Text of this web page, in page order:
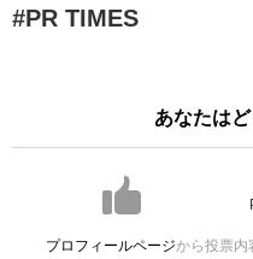
PR TIMES
あなたは
プロフィールページから投票内